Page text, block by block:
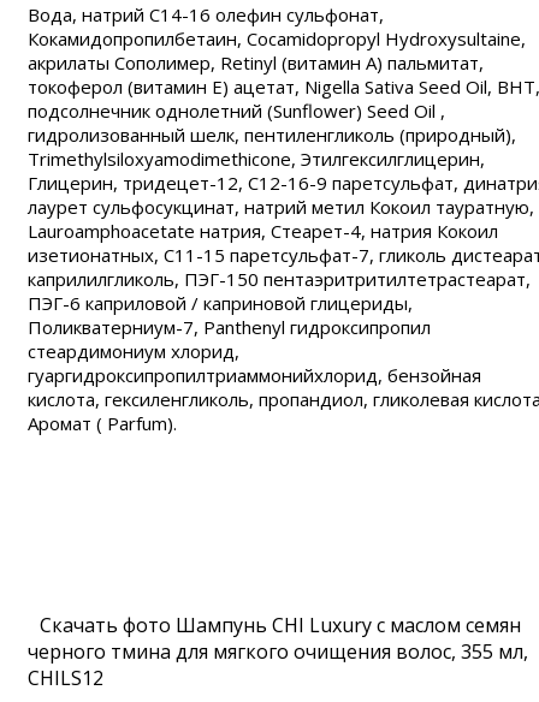
Вода, натрий C14-16 олефин сульфонат,
Кокамидопропилбетаин, Cocamidopropyl Hydroxysultaine,
акрилаты Сополимер, Retinyl (витамин А) пальмитат,
токоферол (витамин Е) ацетат, Nigella Sativa Seed Oil, BHT,
подсолнечник однолетний (Sunflower) Seed Oil ,
гидролизованный шелк, пентиленгликоль (природный),
Trimethylsiloxyamodimethicone, Этилгексилглицерин,
Глицерин, тридецет-12, C12-16-9 паретсульфат,
лаурет сульфосукцинат, натрий метил Кокоил тауратную,
Lauroamphoacetate натрия, Стеарет-4, натрия Кокоил
изетионатных, C11-15 паретсульфат-7, гликоль
каприлилгликоль, ПЭГ-150 пентаэритритилтетрастеарат,
ПЭГ-6 каприловой / каприновой глицериды,
Поликватерниум-7, Panthenyl гидроксипропил
стеардимониум хлорид,
гуаргидроксипропилтриаммонийхлорид, бензойная
кислота, гексиленгликоль, пропандиол, гликолевая
Аромат ( Parfum).
Скачать фото Шампунь CHI Luxury с маслом семян
черного тмина для мягкого очищения волос, 355 мл,
CHILS12